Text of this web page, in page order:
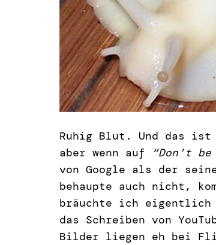
Ruhig Blut. Und das ist
aber wenn auf
“Don’t
von Google als der
behaupte auch nicht,
bräuchte ich eigentlich
das Schreiben von
Bilder liegen eh bei